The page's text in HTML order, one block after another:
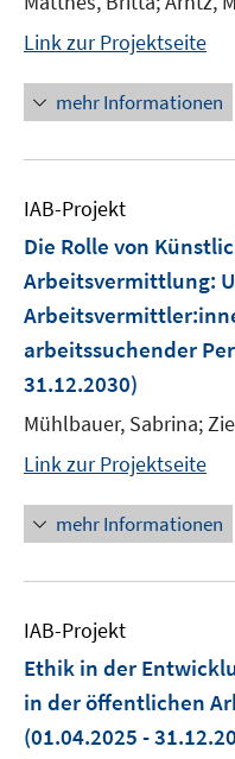
Link zur Projektseite
mehr Informationen
IAB-Projekt
Die Rolle von
Arbeitsvermittlung:
arbeitssuchender
31.12.2030)
Mühlbauer, Sabrina;
Link zur Projektseite
mehr Informationen
IAB-Projekt
Ethik in der
in der öffentlichen
(01.04.2025 -